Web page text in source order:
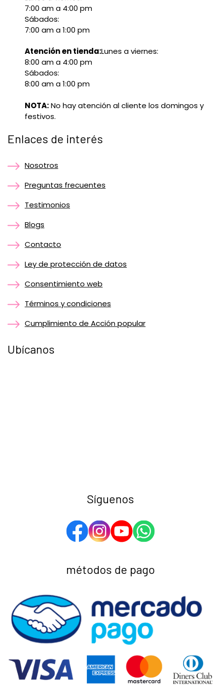
7:00 am a 4:00 pm
Sábados:
7:00 am a 1:00 pm
Atención en tienda:Lunes a viernes:
8:00 am a 4:00 pm
Sábados:
8:00 am a 1:00 pm
NOTA:No hay atención al cliente los domingos y
festivos.
Enlaces de interés
Nosotros
Preguntas frecuentes
Testimonios
Blogs
Contacto
Ley de protección de datos
Consentimiento web
Términos y condiciones
Cumplimiento de Acción popular
Ubícanos
Síguenos
métodos de pago